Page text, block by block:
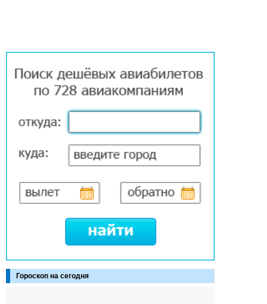
Гороскоп на сегодня